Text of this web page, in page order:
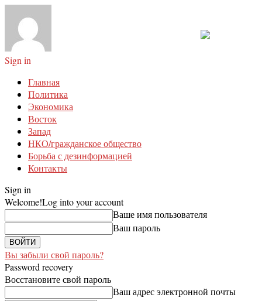
Sign in
Главная
Политика
Экономика
Восток
Запад
НКО/гражданское общество
Борьба с дезинформацией
Контакты
Sign in
Welcome!Log into your account
Ваше имя пользователя
Ваш пароль
Вы забыли свой пароль?
Password recovery
Восстановите свой пароль
Ваш адрес электронной почты